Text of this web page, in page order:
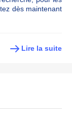
dès maintenant
Lire la suite